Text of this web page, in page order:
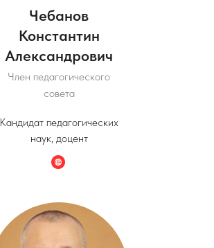
Чебанов
Константин
Александрович
Член педагогического
совета
Кандидат педагогических
наук, доцент